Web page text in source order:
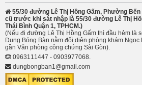
55/30 đường Lê Thị Hồng Gấm, Phường Bến
cũ trước khi sát nhập là 55/30 đường Lê Thị
Thái Bình Quận 1, TPHCM.)
(Nếu đi đường Lê Thị Hồng Gấm thì đầu hẻm là
Dung Bóng Bàn nằm đối diện phòng khám Ngọc
gần Văn phòng công chứng Sài Gòn).
0963111447 - 0903977068.
dungbongban1@gmail.com